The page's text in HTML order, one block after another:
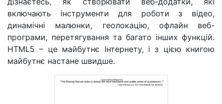
включають інструменти для роботи з відео,
динамічні малюнки, геолокацію, офлайн веб-
програми, перетягування та багато інших функцій.
HTML5 – це майбутнє Інтернету, і з цією книгою
майбутнє настане швидше.